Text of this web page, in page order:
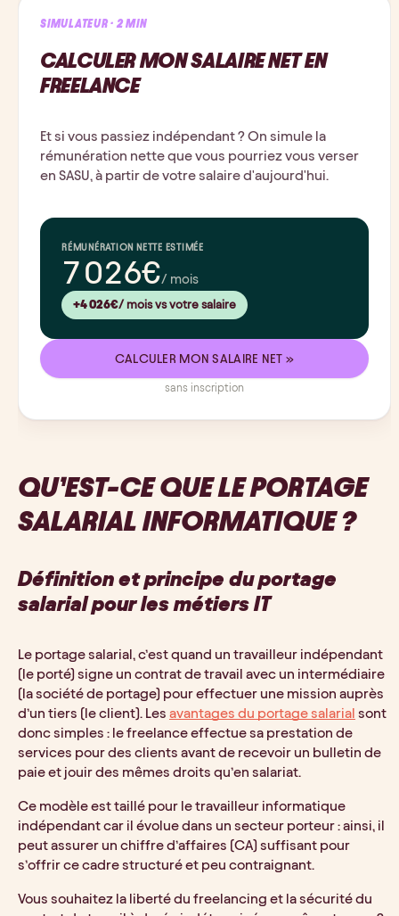
SIMULATEUR · 2 MIN
CALCULER MON SALAIRE NET EN
FREELANCE
Et si vous passiez indépendant ? On simule la
rémunération nette que vous pourriez vous verser
en SASU, à partir de votre salaire d'aujourd'hui.
RÉMUNÉRATION NETTE ESTIMÉE
7 026€/ mois
+4 026€/ mois vs votre salaire
CALCULER MON SALAIRE NET »
sans inscription
QU’EST-CE QUE LE PORTAGE
SALARIAL INFORMATIQUE ?
Définition et principe du portage
salarial pour les métiers IT
Le portage salarial, c’est quand un travailleur indépendant
(le porté) signe un contrat de travail avec un intermédiaire
(la société de portage) pour effectuer une mission auprès
d’un tiers (le client). Les avantages du portage salarial sont
donc simples : le freelance effectue sa prestation de
services pour des clients avant de recevoir un bulletin de
paie et jouir des mêmes droits qu’en salariat.
Ce modèle est taillé pour le travailleur informatique
indépendant car il évolue dans un secteur porteur : ainsi, il
peut assurer un chiffre d’affaires (CA) suffisant pour
s’offrir ce cadre structuré et peu contraignant.
Vous souhaitez la liberté du freelancing et la sécurité du